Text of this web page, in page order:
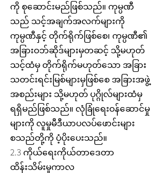
ကို စုဆောင်းမည်ဖြစ်သည်။ ကုမ္ပဏီ
သည် သင့်အချက်အလက်များကို
ကုမ္ပဏီနှင့် တိုက်ရိုက်ဖြစ်စေ၊ ကုမ္ပဏီ၏
အခြားဝဘ်ဆိုဒ်များမှတဆင့် သို့မဟုတ်
သင့်ထံမှ တိုက်ရိုက်မဟုတ်သော အခြား
သတင်းရင်းမြစ်များမှဖြစ်စေ အခြားအဖွဲ့
အစည်းများ သို့မဟုတ် ပုဂ္ဂိုလ်များထံမှ
ရရှိမည်ဖြစ်သည်။ လုံခြုံရေးဝန်ဆောင်မှု
များကို လူမှုမီဒီယာပလပ်ဖောင်းများ
စသည်တို့ကို ပံ့ပိုးပေးသည်။
2.3 ကိုယ်ရေးကိုယ်တာဒေတာ
ထိန်းသိမ်းမှုကာလ